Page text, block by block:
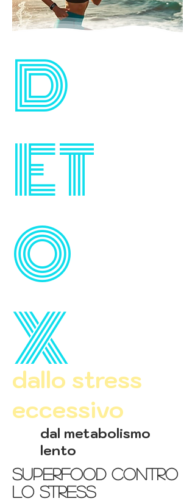
dallo stress
eccessivo
D
ET
O
X ​
dal metabolismo
lento
superfood contro
lo stress